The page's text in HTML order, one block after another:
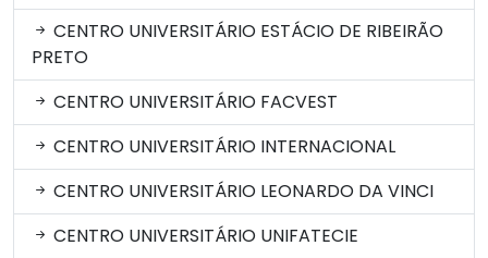
CENTRO UNIVERSITÁRIO ESTÁCIO DE RIBEIRÃO
PRETO
CENTRO UNIVERSITÁRIO FACVEST
CENTRO UNIVERSITÁRIO INTERNACIONAL
CENTRO UNIVERSITÁRIO LEONARDO DA VINCI
CENTRO UNIVERSITÁRIO UNIFATECIE